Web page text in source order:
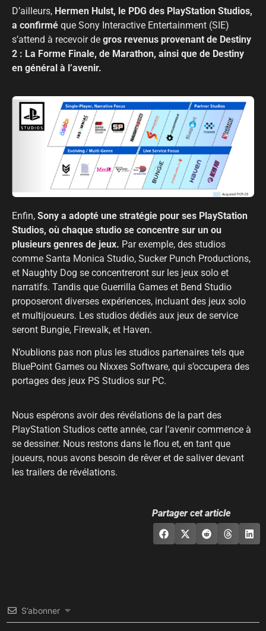
D’ailleurs, Hermen Hulst, le PDG des PlayStation Studios,
a confirmé que Sony Interactive Entertainment (SIE)
s’attend à recevoir de gros revenus provenant de Destiny
2 : La Forme Finale, de Marathon, ainsi que de Destiny
en général à l’avenir.
Enfin, Sony a adopté une stratégie pour ses PlayStation
Studios, où chaque studio se concentre sur un ou
plusieurs genres de jeux. Par exemple, des studios
comme Santa Monica Studio, Sucker Punch Productions,
et Naughty Dog se concentreront sur les jeux solo et
narratifs. Tandis que Guerrilla Games et Bend Studio
proposeront diverses expériences, incluant des jeux solo
et multijoueurs. Les studios dédiés aux jeux de service
seront Bungie, Firewalk, et Haven.
N’oublions pas non plus les studios partenaires tels que
BluePoint Games ou Nixxes Software, qui s’occupera des
portages des jeux PS Studios sur PC.
Nous espérons avoir des révélations de la part des
PlayStation Studios cette année, car l’avenir commence à
se dessiner. Nous restons dans le flou et, en tant que
joueurs, nous avons besoin de rêver et de saliver devant
les trailers de révélations.
Partager cet article
S’abonner